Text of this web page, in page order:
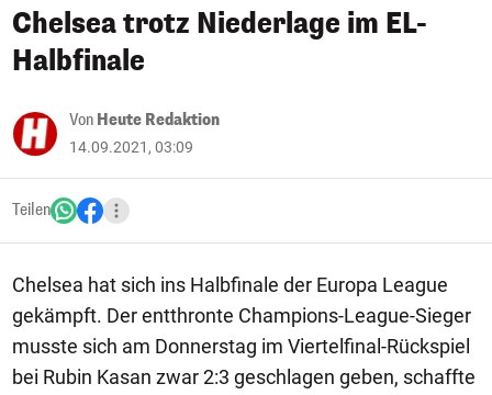
Chelsea trotz Niederlage im EL-
Halbfinale
Von Heute Redaktion
14.09.2021, 03:09
Teilen
Chelsea hat sich ins Halbfinale der Europa League
gekämpft. Der entthronte Champions-League-Sieger
musste sich am Donnerstag im Viertelfinal-Rückspiel
bei Rubin Kasan zwar 2:3 geschlagen geben, schaffte